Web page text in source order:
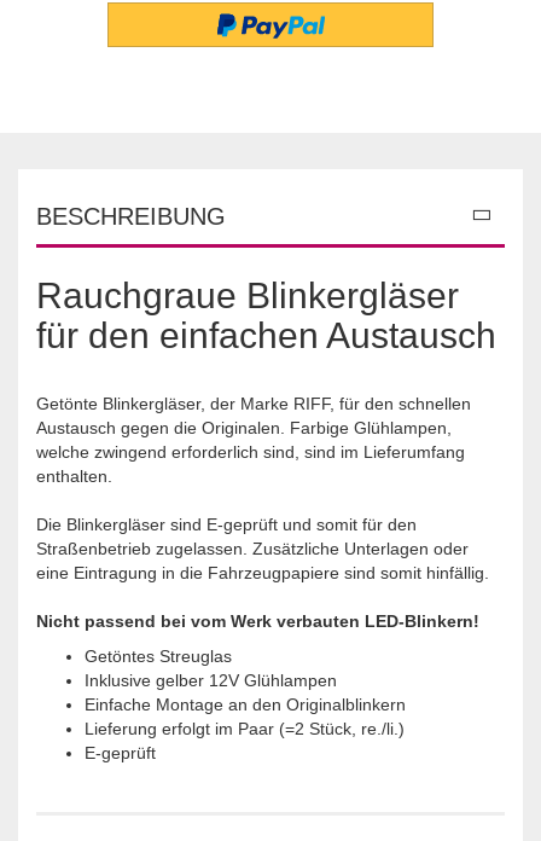
BESCHREIBUNG
Rauchgraue Blinkergläser
für den einfachen Austausch
Getönte Blinkergläser, der Marke RIFF, für den schnellen
Austausch gegen die Originalen. Farbige Glühlampen,
welche zwingend erforderlich sind, sind im Lieferumfang
enthalten.
Die Blinkergläser sind E-geprüft und somit für den
Straßenbetrieb zugelassen. Zusätzliche Unterlagen oder
eine Eintragung in die Fahrzeugpapiere sind somit hinfällig.
Nicht passend bei vom Werk verbauten LED-Blinkern!
Getöntes Streuglas
Inklusive gelber 12V Glühlampen
Einfache Montage an den Originalblinkern
Lieferung erfolgt im Paar (=2 Stück, re./li.)
E-geprüft